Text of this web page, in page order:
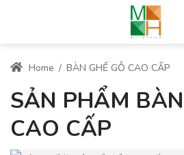
Home / BÀN GHẾ GỖ CAO CẤP
SẢN PHẨM
CAO CẤP